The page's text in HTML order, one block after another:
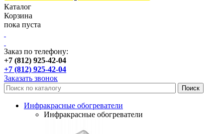
Каталог
Корзина
пока пуста
Заказ по телефону:
+7 (812) 925-42-04
+7 (812) 925-42-04
Заказать звонок
Инфракрасные обогреватели
Инфракрасные обогреватели